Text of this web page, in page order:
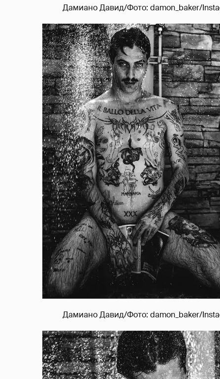
Дамиано Давид/Фото: damon_baker/
Дамиано Давид/Фото: damon_baker/